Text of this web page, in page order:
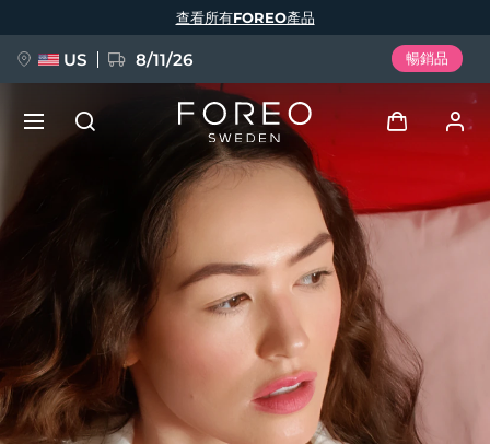
查看所有FOREO產品
US 8/11/26 暢銷品
登入
我的設備
我的訂單
我的地址
FAQ™ Pure Beauty-Tech Elixir
BREAKING NEWS
語言
English Deutsch
Español
Français
Português
Polski
Svenska
Русский
Türkçe
简体中文 繁體中文